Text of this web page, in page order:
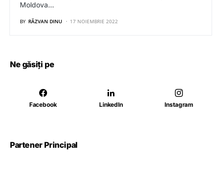
Moldova…
BY RĂZVAN DINU 17 NOIEMBRIE 2022
Ne găsiți pe
Facebook LinkedIn Instagram
Partener Principal